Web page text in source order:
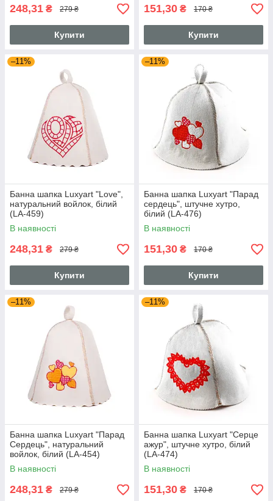
248,31 ₴ 279 ₴
Купити
151,30 ₴ 170 ₴
Купити
–11%
Банна шапка Luxyart "Love",
натуральний войлок, білий
(LA-459)
В наявності
248,31 ₴ 279 ₴
Купити
–11%
Банна шапка Luxyart "Парад
сердець", штучне хутро,
білий (LA-476)
В наявності
151,30 ₴ 170 ₴
Купити
–11%
Банна шапка Luxyart "Парад
Сердець", натуральний
войлок, білий (LA-454)
В наявності
248,31 ₴ 279 ₴
–11%
Банна шапка Luxyart "Серце
ажур", штучне хутро, білий
(LA-474)
В наявності
151,30 ₴ 170 ₴